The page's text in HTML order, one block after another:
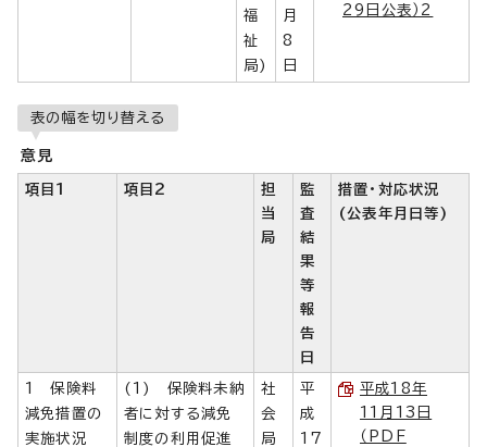
福
祉
局)
月
8
日
29日公表）2
表の幅を切り替える
意見
項目1 項目2
担
当
局
監
査
結
果
等
報
告
日
措置・対応状況
(公表年月日等)
1 保険料
減免措置の
実施状況
(1) 保険料未納
者に対する減免
制度の利用促進
社
会
局
平
成
17
平成18年
11月13日
（PDF